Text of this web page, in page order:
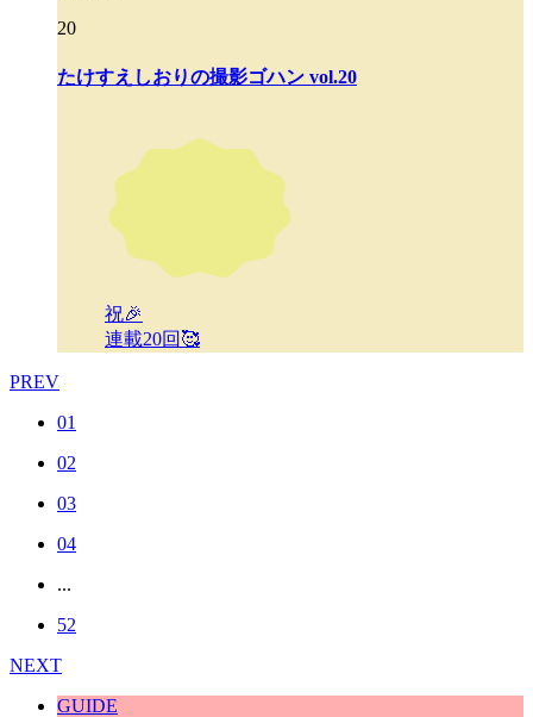
20
たけすえしおりの撮影ゴハン vol.20
祝🎉
連載20回🥰
PREV
01
02
03
04
...
52
NEXT
GUIDE